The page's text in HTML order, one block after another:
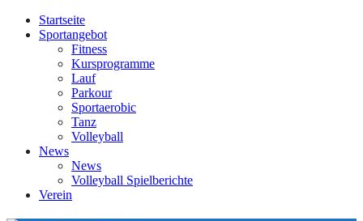
Startseite
Sportangebot
Fitness
Kursprogramme
Lauf
Parkour
Sportaerobic
Tanz
Volleyball
News
News
Volleyball Spielberichte
Verein